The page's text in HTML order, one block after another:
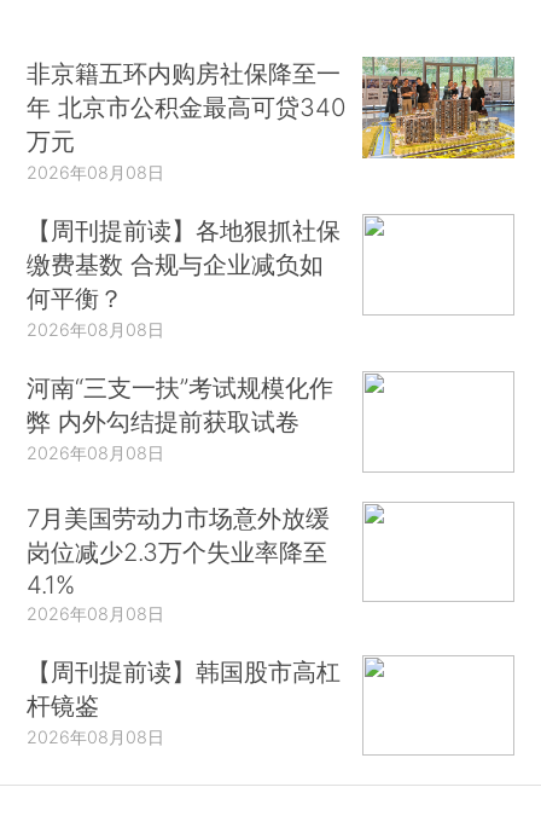
非京籍五环内购房社保降至一
年 北京市公积金最高可贷340
万元
2026年08月08日
【周刊提前读】各地狠抓社保
缴费基数 合规与企业减负如
何平衡？
2026年08月08日
河南“三支一扶”考试规模化作
弊 内外勾结提前获取试卷
2026年08月08日
7月美国劳动力市场意外放缓
岗位减少2.3万个失业率降至
4.1%
2026年08月08日
【周刊提前读】韩国股市高杠
杆镜鉴
2026年08月08日